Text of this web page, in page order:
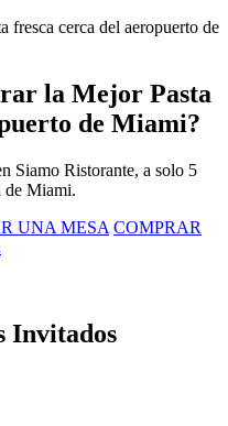
fresca cerca del aeropuerto de
la Mejor Pasta
de Miami?
Siamo Ristorante, a solo 5
de Miami.
UNA MESA COMPRAR
Invitados